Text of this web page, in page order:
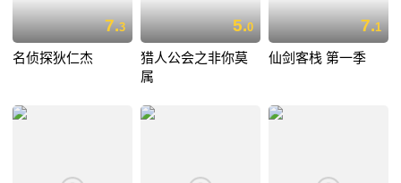
7.3
名侦探狄仁杰
5.0
猎人公会之非你莫
属
7.1
仙剑客栈 第一季